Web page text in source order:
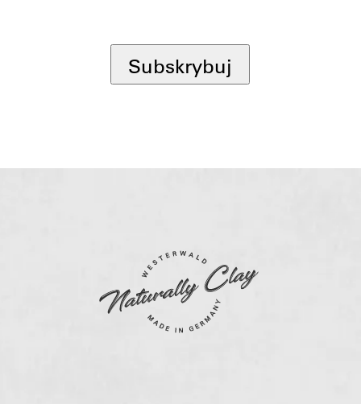
Subskrybuj